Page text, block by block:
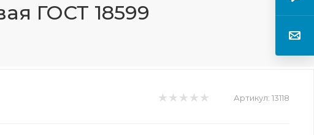
ГОСТ 18599
Артикул: 13118